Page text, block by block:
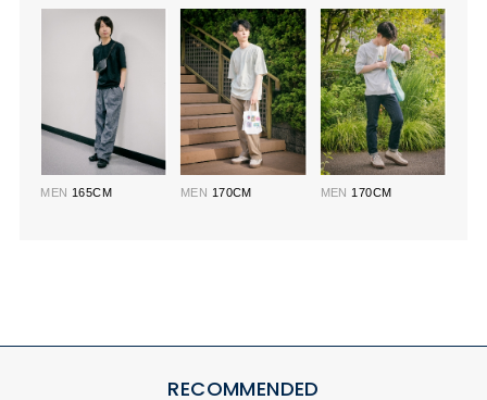
MEN 165CM MEN 170CM MEN 170CM
RECOMMENDED